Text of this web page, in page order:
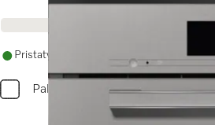
Pristatymas per 14 - 28 dienas
Palyginkite